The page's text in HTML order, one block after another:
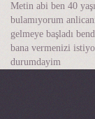
Metin abi ben 40
bulamıyorum
gelmeye başladı
bana vermenizi
durumdayim